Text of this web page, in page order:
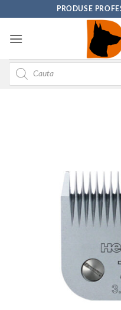
content
PRODUSE
Products
search